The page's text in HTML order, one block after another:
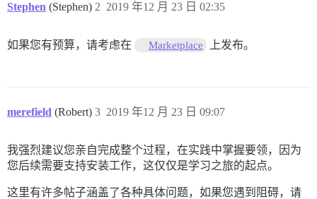
Stephen (Stephen) 2019 年12 月 23 日 02:35
2
如果您有预算，请考虑在 Marketplace 上发布。
merefield (Robert) 2019 年12 月 23 日 09:07
3
我强烈建议您亲自完成整个过程，在实践中掌握要领，因为
您后续需要支持安装工作，这仅仅是学习之旅的起点。
这里有许多帖子涵盖了各种具体问题，如果您遇到阻碍，请